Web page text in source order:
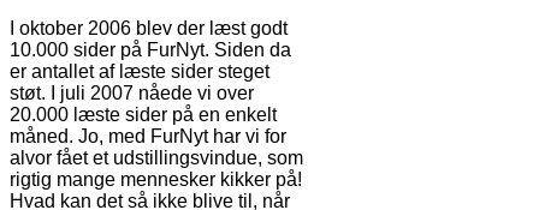
I oktober 2006 blev der læst godt
10.000 sider på FurNyt. Siden da
er antallet af læste sider steget
støt. I juli 2007 nåede vi over
20.000 læste sider på en enkelt
måned. Jo, med FurNyt har vi for
alvor fået et udstillingsvindue, som
rigtig mange mennesker kikker på!
Hvad kan det så ikke blive til, når